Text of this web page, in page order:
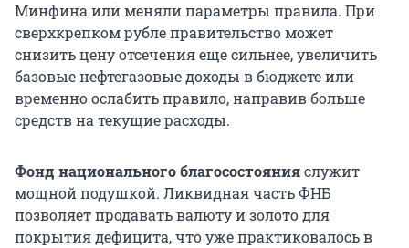
Минфина или меняли параметры правила. При
сверхкрепком рубле правительство может
снизить цену отсечения еще сильнее, увеличить
базовые нефтегазовые доходы в бюджете или
временно ослабить правило, направив больше
средств на текущие расходы.
Фонд национального благосостоянияслужит
мощной подушкой. Ликвидная часть ФНБ
позволяет продавать валюту и золото для
покрытия дефицита, что уже практиковалось в